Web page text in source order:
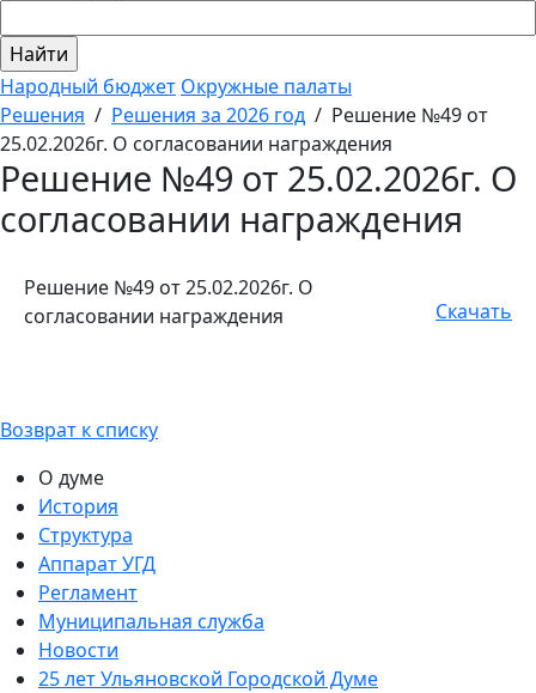
Народный бюджет Окружные палаты
Решения / Решения за 2026 год / Решение №49 от
25.02.2026г. О согласовании награждения
Решение №49 от 25.02.2026г. О
согласовании награждения
Решение №49 от 25.02.2026г. О
согласовании награждения
Скачать
Возврат к списку
О думе
История
Структура
Аппарат УГД
Регламент
Муниципальная служба
Новости
25 лет Ульяновской Городской Думе